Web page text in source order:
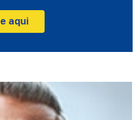
aqui